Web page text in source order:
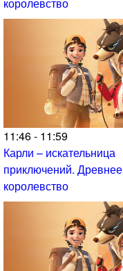
11:46 - 11:59
Карли – искательница
приключений. Древнее
королевство